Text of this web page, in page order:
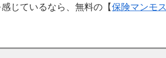
じているなら、無料の【保険マンモス